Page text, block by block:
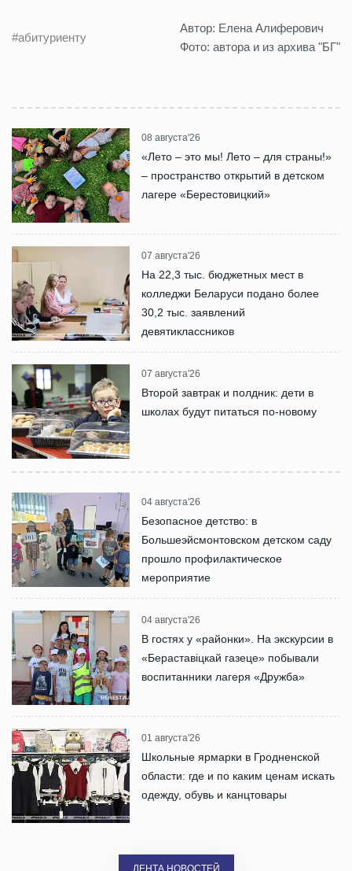
#абитуриенту
Автор: Елена Алиферович
Фото: автора и из архива "БГ"
08 августа'26
«Лето – это мы! Лето – для страны!»
– пространство открытий в детском
лагере «Берестовицкий»
07 августа'26
На 22,3 тыс. бюджетных мест в
колледжи Беларуси подано более
30,2 тыс. заявлений
девятиклассников
07 августа'26
Второй завтрак и полдник: дети в
школах будут питаться по-новому
04 августа'26
Безопасное детство: в
Большеэйсмонтовском детском саду
прошло профилактическое
мероприятие
04 августа'26
В гостях у «районки». На экскурсии в
«Бераставіцкай газеце» побывали
воспитанники лагеря «Дружба»
01 августа'26
Школьные ярмарки в Гродненской
области: где и по каким ценам искать
одежду, обувь и канцтовары
ЛЕНТА НОВОСТЕЙ